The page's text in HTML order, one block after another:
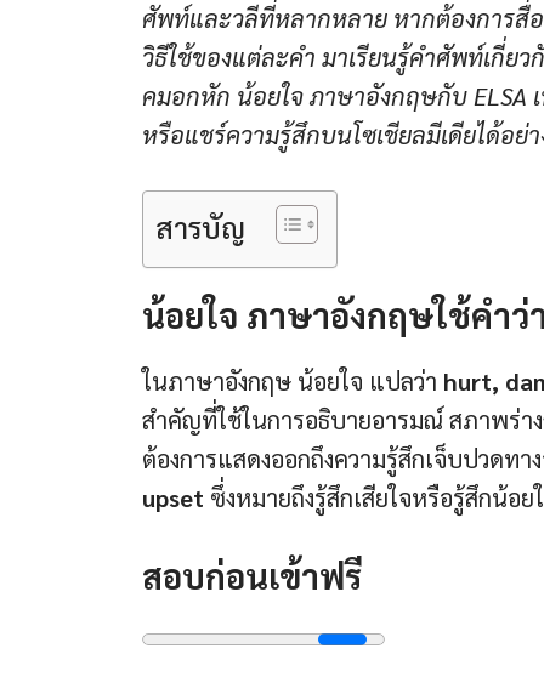
ศัพท์และวลีที่หลากหลาย หากต้องการสื่
วิธีใช้ของแต่ละคำ มาเรียนรู้คำศัพท์เกี่ย
คมอกหัก น้อยใจ ภาษาอังกฤษกับ ELSA
หรือแชร์ความรู้สึกบนโซเชียลมีเดียได้อย่
สารบัญ
น้อยใจ ภาษาอังกฤษใช้คำว่
ในภาษาอังกฤษ น้อยใจ แปลว่า hurt,
สำคัญที่ใช้ในการอธิบายอารมณ์ สภาพร่า
ต้องการแสดงออกถึงความรู้สึกเจ็บปวดท
upset ซึ่งหมายถึงรู้สึกเสียใจหรือรู้สึกน้อ
สอบก่อนเข้าฟรี